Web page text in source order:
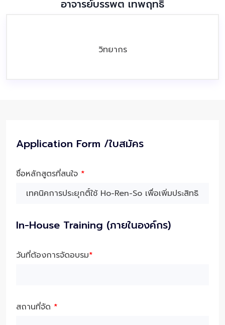
อาจารย์บรรพต เทพฤทธิ์
วิทยากร
Application Form /ใบสมัคร
ชื่อหลักสูตรที่สนใจ *
In-House Training (ภายในองค์กร)
วันที่ต้องการจัดอบรม*
สถานที่จัด *